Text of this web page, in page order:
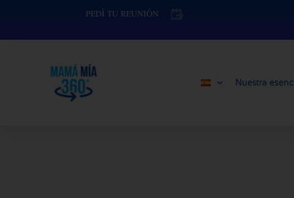
contenido
PEDÍ TU REUNIÓN
Nuestra